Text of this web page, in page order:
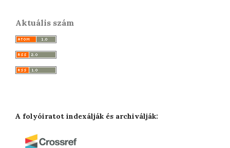
Aktuális szám
A folyóiratot indexálják és archiválják: